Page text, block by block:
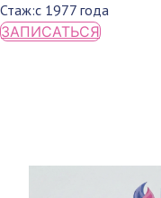
Стаж:с 1977 года
ЗАПИСАТЬСЯ